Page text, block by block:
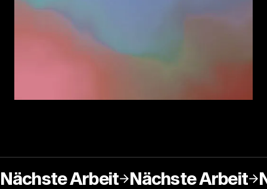
Nächste Arbeit Nächste Arbeit